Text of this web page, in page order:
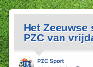
Het
PZC van